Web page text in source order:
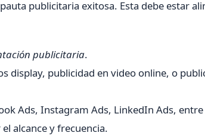
publicitaria exitosa. Esta debe estar
publicitaria.
display, publicidad en video online, o
Ads, Instagram Ads, LinkedIn Ads,
alcance y frecuencia.